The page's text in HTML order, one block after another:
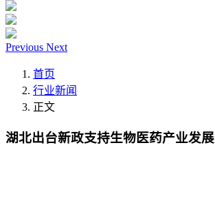
Previous Next
首页
行业新闻
正文
湖北出台新政支持生物医药产业发展